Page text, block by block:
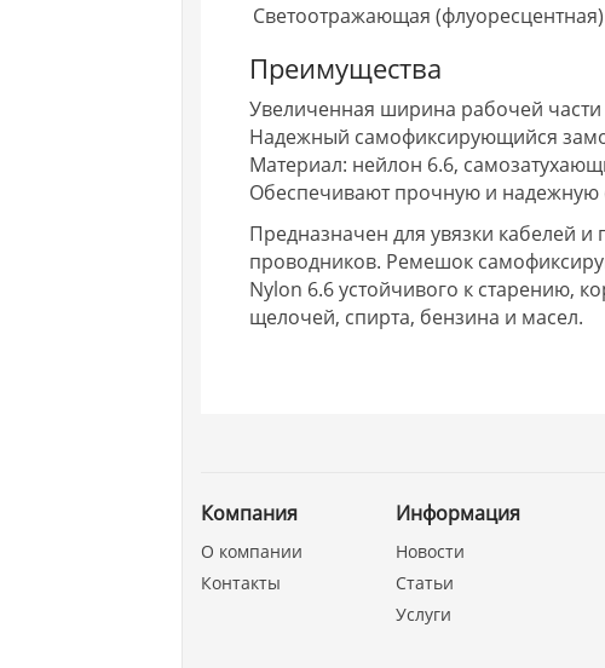
Светоотражающая (флуоресцентная)
Преимущества
Увеличенная ширина рабочей части
Надежный самофиксирующийся
Материал: нейлон 6.6,
Обеспечивают прочную и надежную
Предназначен для увязки кабелей
проводников. Ремешок
Nylon 6.6 устойчивого к старению,
щелочей, спирта, бензина и масел.
Компания
О компании
Контакты
Информация
Новости
Статьи
Услуги